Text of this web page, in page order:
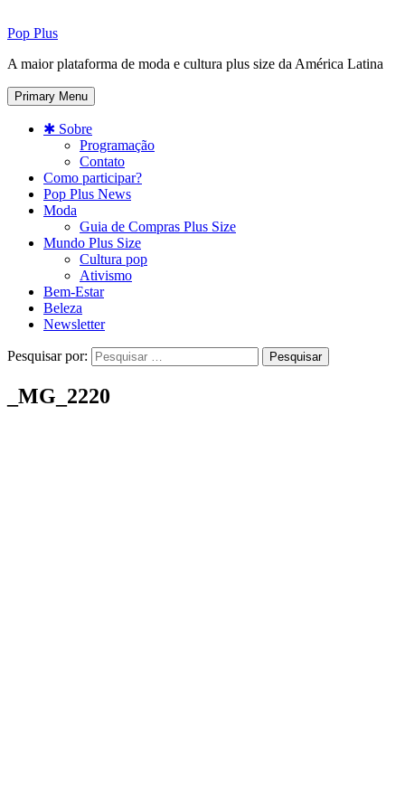
Pop Plus
A maior plataforma de moda e cultura plus size da América Latina
Primary Menu
✱ Sobre
Programação
Contato
Como participar?
Pop Plus News
Moda
Guia de Compras Plus Size
Mundo Plus Size
Cultura pop
Ativismo
Bem-Estar
Beleza
Newsletter
Pesquisar por:
_MG_2220